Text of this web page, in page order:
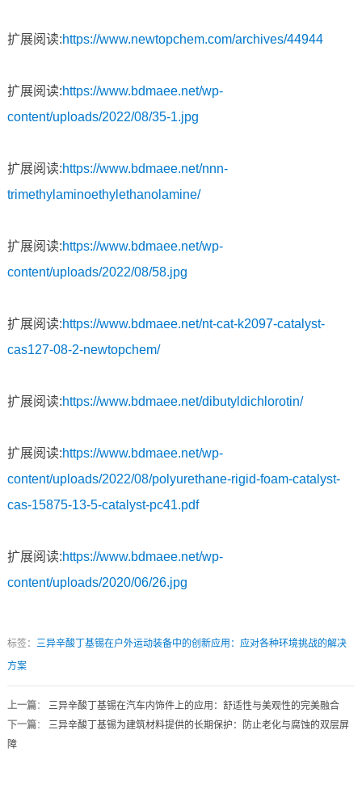
扩展阅读:https://www.newtopchem.com/archives/44944
扩展阅读:https://www.bdmaee.net/wp-
content/uploads/2022/08/35-1.jpg
扩展阅读:https://www.bdmaee.net/nnn-
trimethylaminoethylethanolamine/
扩展阅读:https://www.bdmaee.net/wp-
content/uploads/2022/08/58.jpg
扩展阅读:https://www.bdmaee.net/nt-cat-k2097-catalyst-
cas127-08-2-newtopchem/
扩展阅读:https://www.bdmaee.net/dibutyldichlorotin/
扩展阅读:https://www.bdmaee.net/wp-
content/uploads/2022/08/polyurethane-rigid-foam-catalyst-
cas-15875-13-5-catalyst-pc41.pdf
扩展阅读:https://www.bdmaee.net/wp-
content/uploads/2020/06/26.jpg
标签： 三异辛酸丁基锡在户外运动装备中的创新应用：应对各种环境挑战的解决
方案
上一篇： 三异辛酸丁基锡在汽车内饰件上的应用：舒适性与美观性的完美融合
下一篇： 三异辛酸丁基锡为建筑材料提供的长期保护：防止老化与腐蚀的双层屏
障